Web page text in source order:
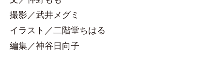
撮影／武井メグミ
イラスト／二階堂ちはる
編集／神谷日向子